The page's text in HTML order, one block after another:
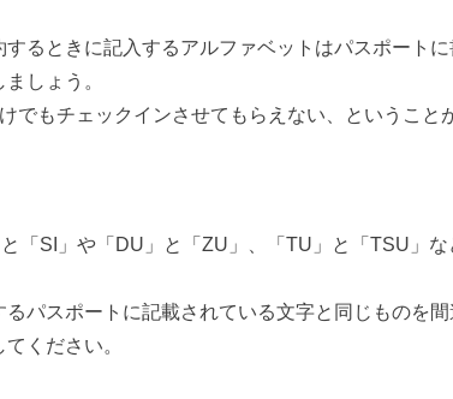
するときに記入するアルファベットはパスポート
しょう。
でもチェックインさせてもらえない、ということ
「SI」や「DU」と「ZU」、「TU」と「TSU」
るパスポートに記載されている文字と同じものを
ください。